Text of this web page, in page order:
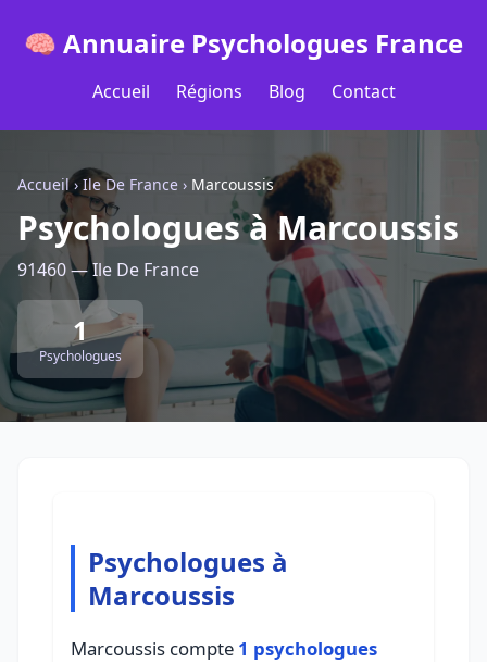
🧠 Annuaire Psychologues France
Accueil Régions Blog Contact
Accueil› Ile De France › Marcoussis
Psychologues à Marcoussis
91460 — Ile De France
1
Psychologues
Psychologues à
Marcoussis
Marcoussis compte 1 psychologues